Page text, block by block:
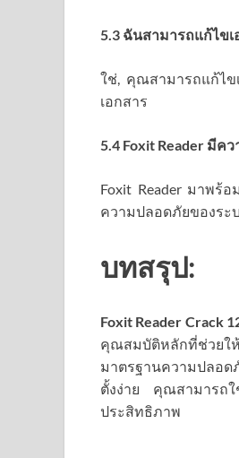
5.3 ฉันสามารถแก้ไขเ
ใช่, คุณสามารถแก้ไข
เอกสาร
5.4 Foxit Reader มี
Foxit Reader มาพร้
ความปลอดภัยของระ
บทสรุป:
Foxit Reader Crack
คุณสมบัติหลักที่ช่วย
มาตรฐานความปลอด
ตั้งง่าย คุณสามารถ
ประสิทธิภาพ